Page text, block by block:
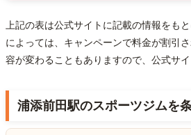
上記の表は公式サイトに記載の情報をも
によっては、キャンペーンで料金が割引
容が変わることもありますので、公式サイ
浦添前田駅のスポーツジムを